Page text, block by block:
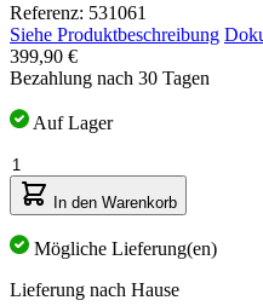
Referenz: 531061
Siehe Produktbeschreibung
399,90 €
Bezahlung nach 30 Tagen
Auf Lager
Menge
In den Warenkorb
Mögliche Lieferung(en)
Lieferung nach Hause